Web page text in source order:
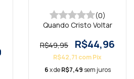
(0)
Quando Cristo Voltar
R$49,95 R$44,96
R$42,71 comPix
6x deR$7,49 sem juros